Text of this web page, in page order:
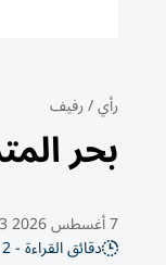
رأي/رفيف
بحر
7 أغسطس 2026 00:13 صباحًا
دقائق القراءة - 2